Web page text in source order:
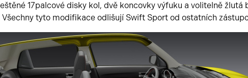
17palcové disky kol, dvě koncovky výfuku a volitelně žlutá
Všechny tyto modifikace odlišují Swift Sport od ostatních